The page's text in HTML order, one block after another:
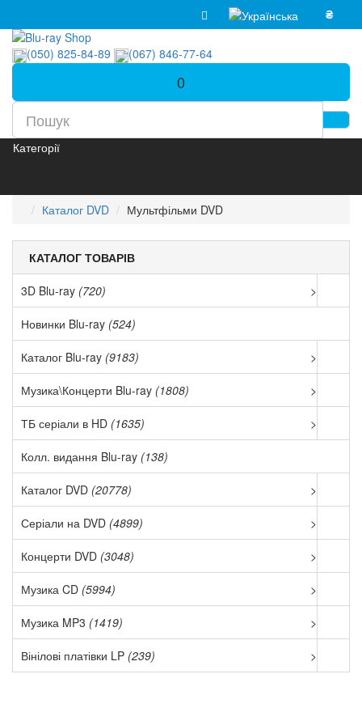
₴
(050) 825-84-89 (067) 846-77-64
0
Категорії
Каталог DVD Мультфільми DVD
КАТАЛОГ ТОВАРІВ
3D Blu-ray (720) >
Новинки Blu-ray (524)
Каталог Blu-ray (9183) >
Музика\Концерти Blu-ray (1808) >
ТБ серіали в HD (1635) >
Колл. видання Blu-ray (138)
Каталог DVD (20778) >
Серіали на DVD (4899) >
Концерти DVD (3048) >
Музика CD (5994) >
Музика MP3 (1419) >
Вінілові платівки LP (239) >